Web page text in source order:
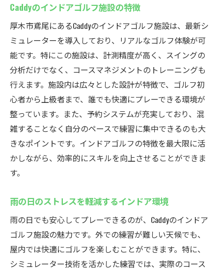
Caddyのインドアゴルフ施設の特徴
厚木市鳶尾にあるCaddyのインドアゴルフ施設は、最新シ
ミュレーターを導入しており、リアルなゴルフ体験が可
能です。特にこの施設は、計測精度が高く、スイングの
分析だけでなく、コースマネジメントのトレーニングも
行えます。施設内は広々とした設計が特徴で、ゴルフ初
心者から上級者まで、誰でも快適にプレーできる環境が
整っています。また、予約システムが充実しており、混
雑することなく自分のペースで練習に集中できるのも大
きなポイントです。インドアゴルフの特徴を最大限に活
かしながら、効率的にスキルを向上させることができま
す。
雨の日のストレスを軽減するインドア環境
雨の日でも安心してプレーできるのが、Caddyのインドア
ゴルフ施設の魅力です。外での練習が難しい天候でも、
屋内では快適にゴルフを楽しむことができます。特に、
シミュレーター技術を活かした練習では、実際のコース